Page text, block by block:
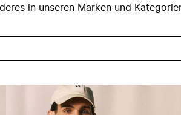
in unseren Marken und